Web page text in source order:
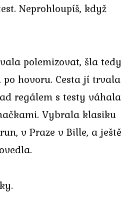
Neprohloupíš, když
polemizovat, šla tedy
hovoru. Cesta jí trvala
regálem s testy váhala
Vybrala klasiku
v Praze v Bille, a ještě